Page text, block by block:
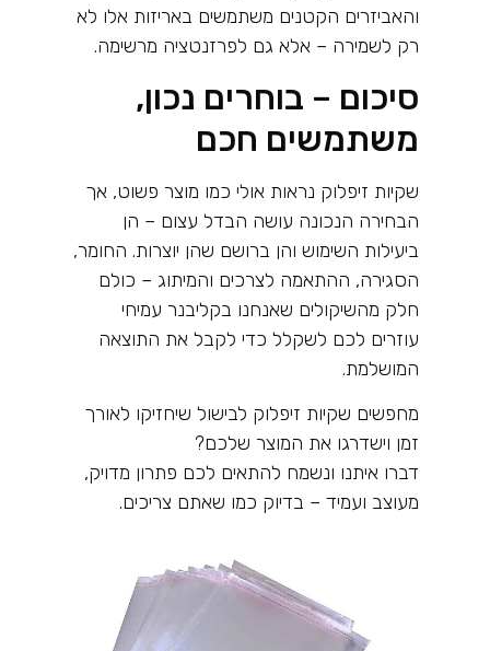
והאביזרים הקטנים משתמשים באריזות אלו לא
רק לשמירה – אלא גם לפרזנטציה מרשימה.
סיכום – בוחרים נכון,
משתמשים חכם
שקיות זיפלוק נראות אולי כמו מוצר פשוט, אך
הבחירה הנכונה עושה הבדל עצום – הן
ביעילות השימוש והן ברושם שהן יוצרות. החומר,
הסגירה, ההתאמה לצרכים והמיתוג – כולם
חלק מהשיקולים שאנחנו בקליבנר עמיחי
עוזרים לכם לשקלל כדי לקבל את התוצאה
המושלמת.
מחפשים שקיות זיפלוק לבישול שיחזיקו לאורך
זמן וישדרגו את המוצר שלכם?
דברו איתנו ונשמח להתאים לכם פתרון מדויק,
מעוצב ועמיד – בדיוק כמו שאתם צריכים.